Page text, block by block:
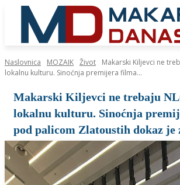
Naslovnica MOZAIK Život
Makarski Kiljevci ne
lokalnu kulturu. Sinoćnja premijera filma...
Makarski Kiljevci ne trebaju
lokalnu kulturu. Sinoćnja
pod palicom Zlatoustih dokaz je